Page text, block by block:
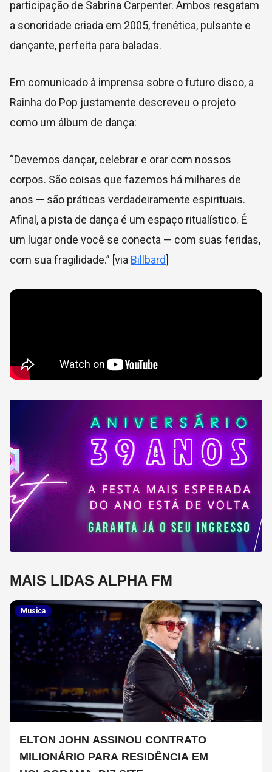
participação de Sabrina Carpenter. Ambos resgatam
a sonoridade criada em 2005, frenética, pulsante e
dançante, perfeita para baladas.
Em comunicado à imprensa sobre o futuro disco, a
Rainha do Pop justamente descreveu o projeto
como um álbum de dança:
“Devemos dançar, celebrar e orar com nossos
corpos. São coisas que fazemos há milhares de
anos — são práticas verdadeiramente espirituais.
Afinal, a pista de dança é um espaço ritualístico. É
um lugar onde você se conecta — com suas feridas,
com sua fragilidade.” [via Billbard]
MAIS LIDAS ALPHA FM
Musica
ELTON JOHN ASSINOU CONTRATO
MILIONÁRIO PARA RESIDÊNCIA EM